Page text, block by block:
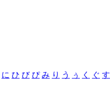
に ひ び ぴ み り う ぅ く ぐ す